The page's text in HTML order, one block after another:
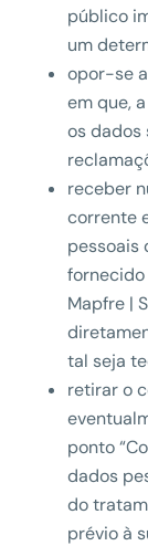
público
um
opor-se
em que,
os dados
receber
corrente
pessoais
fornecido
Mapfre |
tal seja
retirar o
ponto
dados
do
prévio à